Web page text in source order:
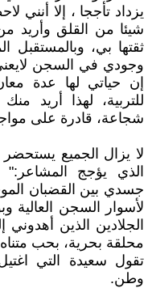
يزداد تأججا ، إلا أنني
شيئا من القلق وأريد
ثقتها بي،
وجودي في السجن
إن حياتي لها عدة
للتربية، لهذا أريد
شجاعة، قادرة على
لا يزال الجميع يستحضر
الذي يؤجج
جسدي بين القضبان
لأسوار السجن العالية
الجلادين الذين
محلقة بحرية، بحب
تقول سعيدة التي
وطن.